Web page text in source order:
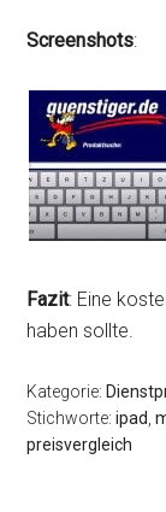
Screenshots:
Fazit: Eine
haben sollte.
Kategorie:
Stichworte:ipad ,
preisvergleich